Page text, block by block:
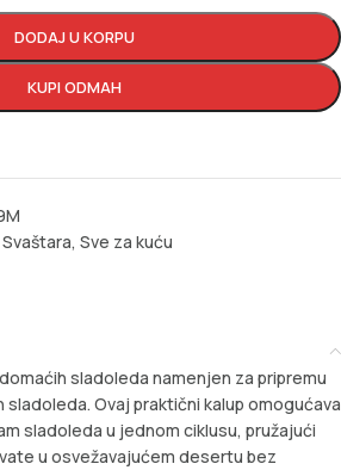
DODAJ U KORPU
KUPI ODMAH
Svaštara, Sve za kuću
sladoleda namenjen za pripremu
sladoleda. Ovaj praktični kalup omogućava
sladoleda u jednom ciklusu, pružajući
u osvežavajućem desertu bez